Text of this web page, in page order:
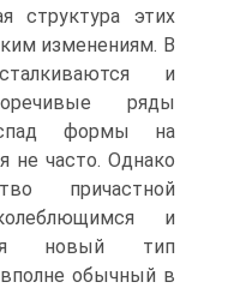
структура этих
изменениям. В
и
ряды
формы на
не часто. Однако
причастной
и
новый тип
обычный в